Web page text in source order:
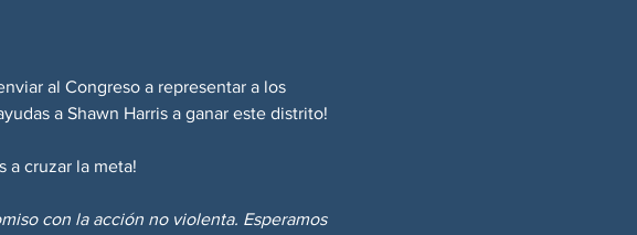
al Congreso a representar a los
a Shawn Harris a ganar este distrito!
a cruzar la meta!
con la acción no violenta. Esperamos